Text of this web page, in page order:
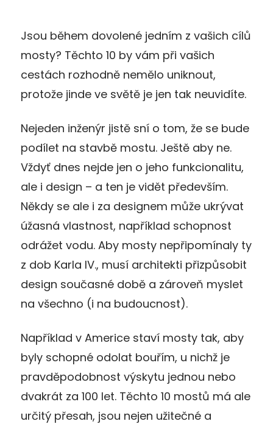
Jsou během dovolené jedním z vašich cílů
mosty? Těchto 10 by vám při vašich
cestách rozhodně nemělo uniknout,
protože jinde ve světě je jen tak neuvidíte.
Nejeden inženýr jistě sní o tom, že se bude
podílet na stavbě mostu. Ještě aby ne.
Vždyť dnes nejde jen o jeho funkcionalitu,
ale i design – a ten je vidět především.
Někdy se ale i za designem může ukrývat
úžasná vlastnost, například schopnost
odrážet vodu. Aby mosty nepřipomínaly ty
z dob Karla IV., musí architekti přizpůsobit
design současné době a zároveň myslet
na všechno (i na budoucnost).
Například v Americe staví mosty tak, aby
byly schopné odolat bouřím, u nichž je
pravděpodobnost výskytu jednou nebo
dvakrát za 100 let. Těchto 10 mostů má ale
určitý přesah, jsou nejen užitečné a